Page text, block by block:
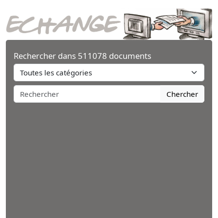
Rechercher dans 511078 documents
Chercher